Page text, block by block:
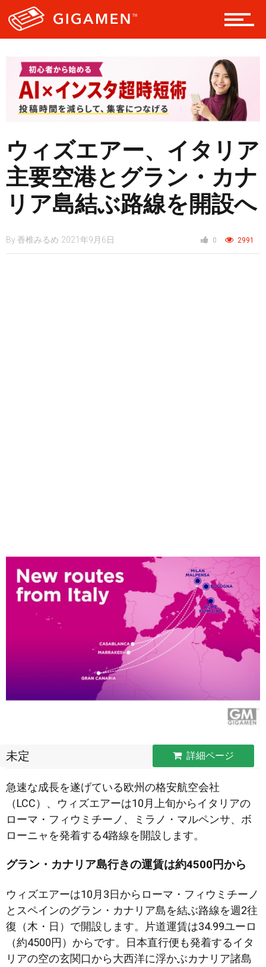
レジャー
ヘルス・健康
仮想通貨
ウィズエアー、イタリア
主要空港とグラン・カナ
リア島結ぶ路線を開設へ
By 香椎みるめ 2021年9月6日 0 2991
未定 詳細ページ
急速な成長を遂げている欧州の格安航空会社
（LCC）、ウィズエアーは10月上旬からイタリアの
ローマ・フィウミチーノ、ミラノ・マルペンサ、ボ
ローニャを発着する4路線を開設します。
グラン・カナリア島行きの運賃は約4500円から
ウィズエアーは10月3日からローマ・フィウミチーノ
とスペインのグラン・カナリア島を結ぶ路線を週2往
復（木・日）で開設します。片道運賃は34.99ユーロ
（約4500円）からです。日本直行便も発着するイタ
リアの空の玄関口から大西洋に浮かぶカナリア諸島